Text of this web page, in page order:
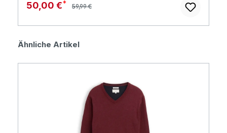
Verkaufspreis:
50,00 € Regulärer Preis:
59,99 €
Produktgalerie überspringen
Ähnliche Artikel